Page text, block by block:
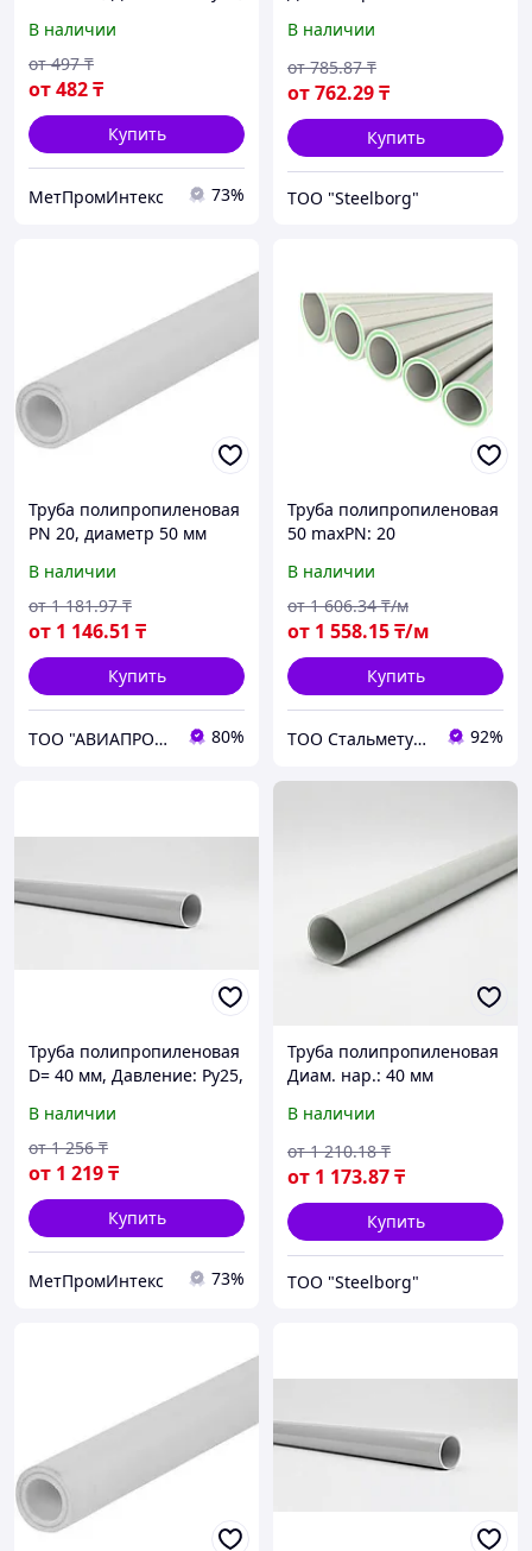
стекловолокно
В наличии
от482₸
от 497 ₸
Купить
МетПромИнтекс 73%
В наличии
от762.29₸
от 785.87 ₸
Купить
ТОО "Steelborg"
Труба полипропиленовая
PN 20, диаметр 50 мм
В наличии
от 1 146.51 ₸
от 1 181.97 ₸
Купить
ТОО "АВИАПРОМСТАЛЬ" 80%
Труба полипропиленовая
50 maxPN: 20
В наличии
от 1 558.15₸/м
от 1 606.34 ₸/м
Купить
ТОО Стальметурал 92%
Труба полипропиленовая
D= 40 мм, Давление: Ру25,
стекловолокно
В наличии
от 1 219₸
от 1 256 ₸
Купить
МетПромИнтекс 73%
Труба полипропиленовая
Диам. нар.: 40 мм
В наличии
от 1 173.87₸
от 1 210.18 ₸
Купить
ТОО "Steelborg"